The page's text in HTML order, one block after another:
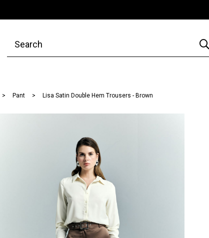
Pant Lisa Satin Double Hem Trousers - Brown